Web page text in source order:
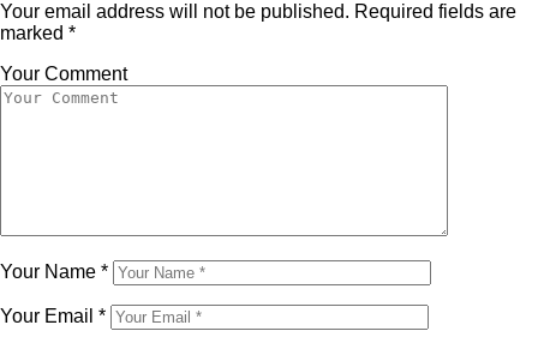
Your email address will not be published. Required fields are
marked *
Your Comment
Your Name *
Your Email *